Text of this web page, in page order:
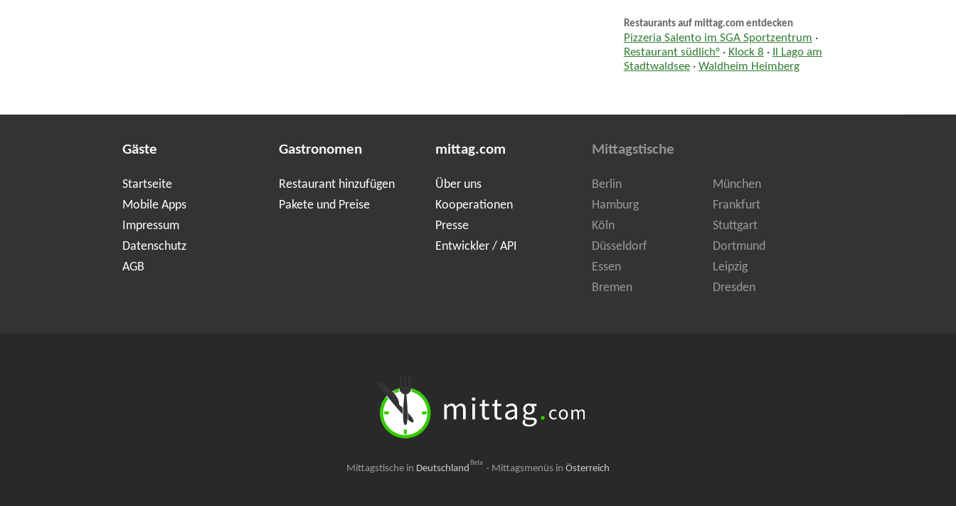
Restaurants auf mittag.com entdecken
Pizzeria Salento im SGA Sportzentrum ·
Restaurant südlich°· Klock 8 · Il Lago am
Stadtwaldsee· Waldheim Heimberg
Gäste
Startseite
Mobile Apps
Impressum
Datenschutz
AGB
Gastronomen
Restaurant hinzufügen
Pakete und Preise
mittag.com
Über uns
Kooperationen
Presse
Entwickler / API
Mittagstische
Berlin
München
Hamburg
Frankfurt
Köln
Stuttgart
Düsseldorf
Dortmund
Essen
Leipzig
Bremen
Dresden
Mittagstische in Deutschland Beta · Mittagsmenüs in Österreich